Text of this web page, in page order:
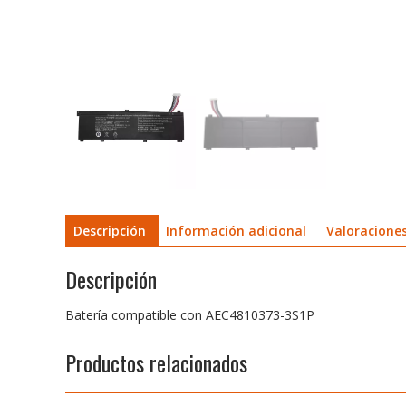
Descripción Información adicional
Descripción
Batería compatible con AEC4810373-3S1P
Productos relacionados